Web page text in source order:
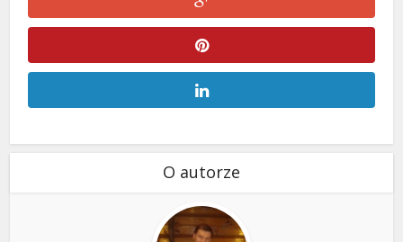
O autorze